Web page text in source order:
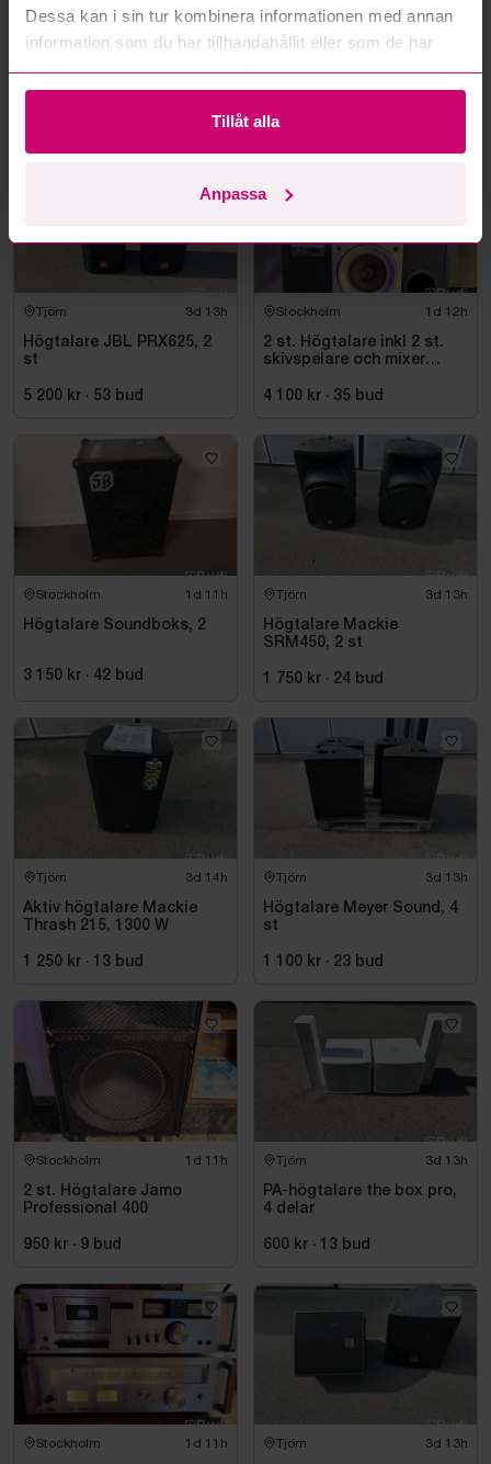
Dessa kan i sin tur kombinera informationen med annan
information som du har tillhandahållit eller som de har
samlat in när du har använt deras tjänster.
Tillåt alla
Anpassa
Läs fler frågor och svar
Mer från samma kategori
Tjörn 3d 13h
Högtalare JBL PRX625, 2
st
5 200 kr · 53 bud
Stockholm 1d 12h
2 st. Högtalare inkl 2 st.
skivspelare och mixer
4 100 kr · 35 bud
Stockholm 1d 11h
Högtalare Soundboks, 2
3 150 kr · 42 bud
Tjörn 3d 13h
Högtalare Mackie
SRM450, 2 st
1 750 kr · 24 bud
Tjörn 3d 14h
Aktiv högtalare Mackie
Thrash 215, 1300 W
1 250 kr · 13 bud
Tjörn 3d 13h
Högtalare Meyer Sound, 4
st
1 100 kr · 23 bud
Stockholm 1d 11h
2 st. Högtalare Jamo
Professional 400
950 kr · 9 bud
Tjörn 3d 13h
PA-högtalare the box pro,
4 delar
600 kr · 13 bud
Stockholm 1d 11h Tjörn 3d 13h